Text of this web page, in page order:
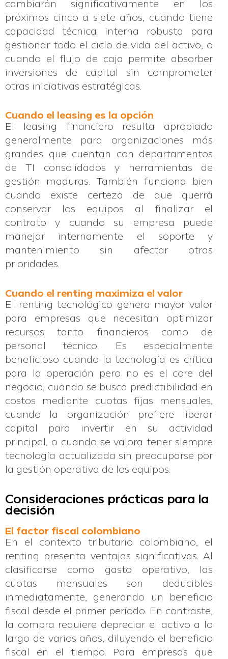
cambiarán significativamente en los
próximos cinco a siete años, cuando tiene
capacidad técnica interna robusta para
gestionar todo el ciclo de vida del activo, o
cuando el flujo de caja permite absorber
inversiones de capital sin comprometer
otras iniciativas estratégicas.
Cuando el leasing es la opción
El leasing financiero resulta apropiado
generalmente para organizaciones más
grandes que cuentan con departamentos
de TI consolidados y herramientas de
gestión maduras. También funciona bien
cuando existe certeza de que querrá
conservar los equipos al finalizar el
contrato y cuando su empresa puede
manejar internamente el soporte y
mantenimiento sin afectar otras
prioridades.
Cuando el renting maximiza el valor
El renting tecnológico genera mayor valor
para empresas que necesitan optimizar
recursos tanto financieros como de
personal técnico. Es especialmente
beneficioso cuando la tecnología es crítica
para la operación pero no es el core del
negocio, cuando se busca predictibilidad en
costos mediante cuotas fijas mensuales,
cuando la organización prefiere liberar
capital para invertir en su actividad
principal, o cuando se valora tener siempre
tecnología actualizada sin preocuparse por
la gestión operativa de los equipos.
Consideraciones prácticas para la
decisión
El factor fiscal colombiano
En el contexto tributario colombiano, el
renting presenta ventajas significativas. Al
clasificarse como gasto operativo, las
cuotas mensuales son deducibles
inmediatamente, generando un beneficio
fiscal desde el primer período. En contraste,
la compra requiere depreciar el activo a lo
largo de varios años, diluyendo el beneficio
fiscal en el tiempo. Para empresas que